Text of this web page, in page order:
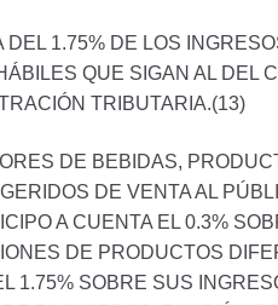
1.75% DE LOS
QUE SIGAN AL DEL
TRIBUTARIA.(13)
DE BEBIDAS,
DE VENTA AL
A CUENTA EL 0.3%
DE PRODUCTOS
1.75% SOBRE SUS